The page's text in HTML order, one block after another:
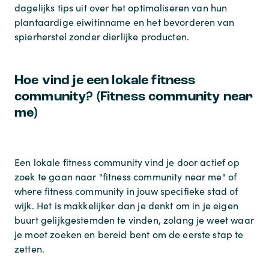
dagelijks tips uit over het optimaliseren van hun
plantaardige eiwitinname en het bevorderen van
spierherstel zonder dierlijke producten.
Hoe vind je een lokale fitness
community? (Fitness community near
me)
Een lokale fitness community vind je door actief op
zoek te gaan naar "fitness community near me" of
where fitness community in jouw specifieke stad of
wijk. Het is makkelijker dan je denkt om in je eigen
buurt gelijkgestemden te vinden, zolang je weet waar
je moet zoeken en bereid bent om de eerste stap te
zetten.